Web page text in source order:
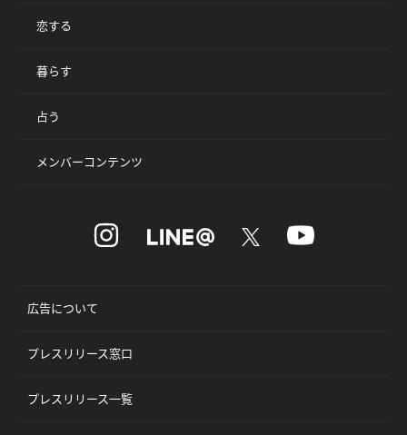
恋する
暮らす
占う
メンバーコンテンツ
広告について
プレスリリース窓口
プレスリリース一覧